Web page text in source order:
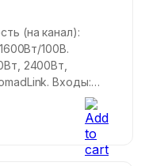
(на канал):
100В.
2400Вт,
Входы:
усилитель